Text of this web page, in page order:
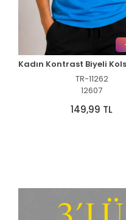
TR-11262
12607
149,99 TL